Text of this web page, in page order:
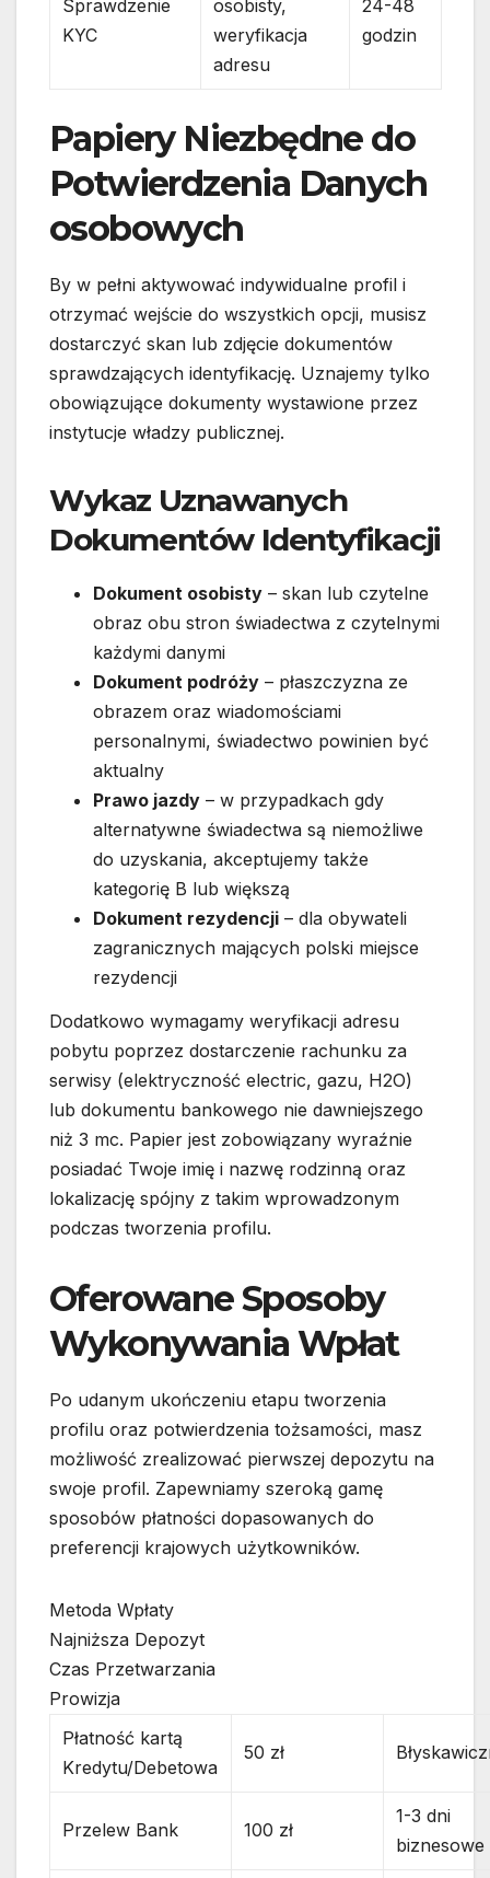
Sprawdzenie
KYC
osobisty,
weryfikacja
adresu
24-48
godzin
Papiery Niezbędne do
Potwierdzenia Danych
osobowych
By w pełni aktywować indywidualne profil i
otrzymać wejście do wszystkich opcji, musisz
dostarczyć skan lub zdjęcie dokumentów
sprawdzających identyfikację. Uznajemy tylko
obowiązujące dokumenty wystawione przez
instytucje władzy publicznej.
Wykaz Uznawanych
Dokumentów Identyfikacji
Dokument osobisty – skan lub czytelne
obraz obu stron świadectwa z czytelnymi
każdymi danymi
Dokument podróży – płaszczyzna ze
obrazem oraz wiadomościami
personalnymi, świadectwo powinien być
aktualny
Prawo jazdy – w przypadkach gdy
alternatywne świadectwa są niemożliwe
do uzyskania, akceptujemy także
kategorię B lub większą
Dokument rezydencji – dla obywateli
zagranicznych mających polski miejsce
rezydencji
Dodatkowo wymagamy weryfikacji adresu
pobytu poprzez dostarczenie rachunku za
serwisy (elektryczność electric, gazu, H2O)
lub dokumentu bankowego nie dawniejszego
niż 3 mc. Papier jest zobowiązany wyraźnie
posiadać Twoje imię i nazwę rodzinną oraz
lokalizację spójny z takim wprowadzonym
podczas tworzenia profilu.
Oferowane Sposoby
Wykonywania Wpłat
Po udanym ukończeniu etapu tworzenia
profilu oraz potwierdzenia tożsamości, masz
możliwość zrealizować pierwszej depozytu na
swoje profil. Zapewniamy szeroką gamę
sposobów płatności dopasowanych do
preferencji krajowych użytkowników.
Metoda Wpłaty
Najniższa Depozyt
Czas Przetwarzania
Prowizja
Płatność kartą
Kredytu/Debetowa
50 zł
Przelew Bank 100 zł
1-3 dni
biznesowe